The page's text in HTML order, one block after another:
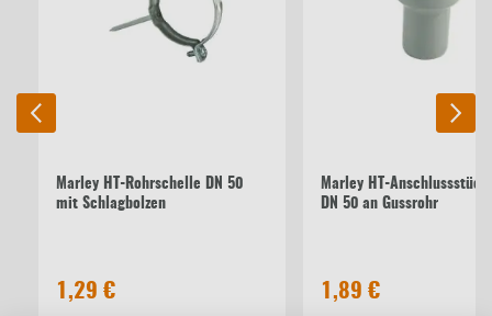
Marley HT-Rohrschelle DN 50
mit Schlagbolzen
1,29 €
Marley HT-Anschlussstück
DN 50 an Gussrohr
1,89 €